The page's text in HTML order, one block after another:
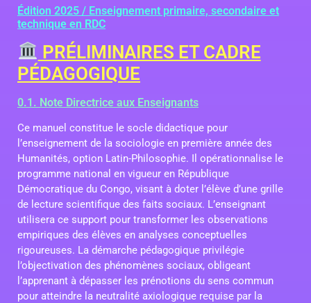
Édition 2025 / Enseignement primaire, secondaire et
technique en RDC
PRÉLIMINAIRES ET CADRE
PÉDAGOGIQUE
0.1. Note Directrice aux Enseignants
Ce manuel constitue le socle didactique pour
l’enseignement de la sociologie en première année des
Humanités, option Latin-Philosophie. Il opérationnalise le
programme national en vigueur en République
Démocratique du Congo, visant à doter l’élève d’une grille
de lecture scientifique des faits sociaux. L’enseignant
utilisera ce support pour transformer les observations
empiriques des élèves en analyses conceptuelles
rigoureuses. La démarche pédagogique privilégie
l’objectivation des phénomènes sociaux, obligeant
l’apprenant à dépasser les prénotions du sens commun
pour atteindre la neutralité axiologique requise par la